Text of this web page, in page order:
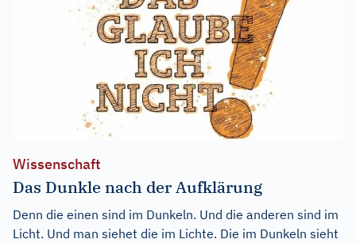
Wissenschaft
Das Dunkle nach der Aufklärung
Denn die einen sind im Dunkeln. Und die anderen sind im
Licht. Und man siehet die im Lichte. Die im Dunkeln sieht